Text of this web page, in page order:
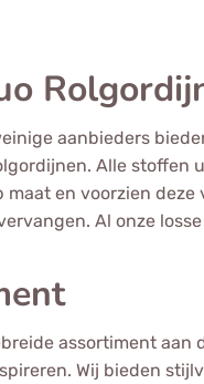
aanbieders
Alle stoffen
maat en voorzien
Al onze
assortiment aan
Wij bieden